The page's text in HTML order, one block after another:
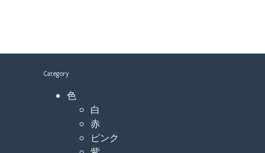
Category
色
白
赤
ピンク